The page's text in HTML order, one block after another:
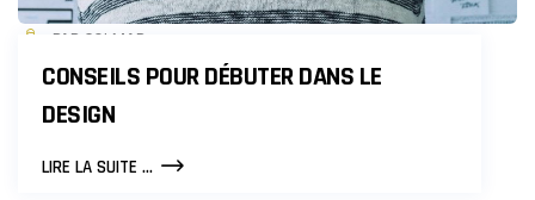
PAR COLMAR
CONSEILS POUR DÉBUTER DANS LE
DESIGN
LIRE LA SUITE ...CONSEILS